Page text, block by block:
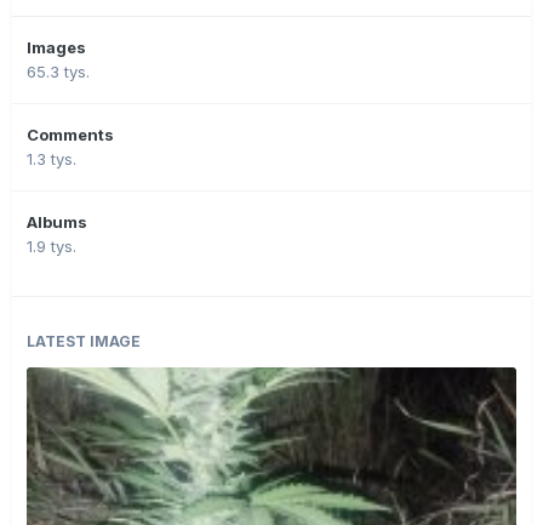
Images
65.3 tys.
Comments
1.3 tys.
Albums
1.9 tys.
LATEST IMAGE